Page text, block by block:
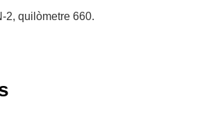
2, quilòmetre 660.